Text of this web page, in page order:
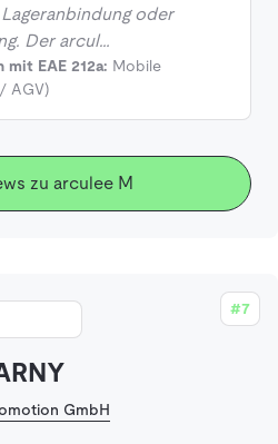
oder
Der arcul…
mit EAE 212a: Mobile
AGV)
zu arculee M
#7
GmbH